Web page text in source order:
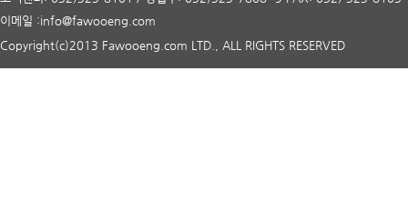
이메일 :info@fawooeng.com
Copyright(c)2013 Fawooeng.com LTD., ALL RIGHTS RESERVED